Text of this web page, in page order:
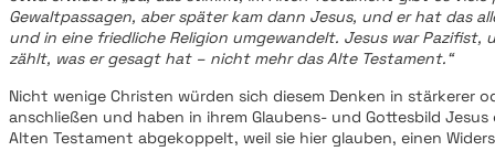
Gewaltpassagen, aber später kam dann Jesus, und er hat das
und in eine friedliche Religion umgewandelt. Jesus war Pazifist,
zählt, was er gesagt hat – nicht mehr das Alte Testament.“
Nicht wenige Christen würden sich diesem Denken in stärkerer
anschließen und haben in ihrem Glaubens- und Gottesbild
Alten Testament abgekoppelt, weil sie hier glauben, einen